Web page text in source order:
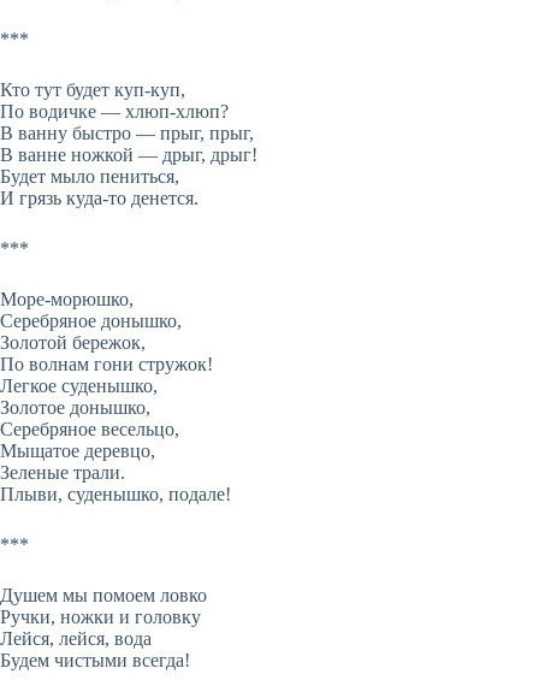
***
Кто тут будет куп-куп,
По водичке — хлюп-хлюп?
В ванну быстро — прыг, прыг,
В ванне ножкой — дрыг, дрыг!
Будет мыло пениться,
И грязь куда-то денется.
***
Море-морюшко,
Серебряное донышко,
Золотой бережок,
По волнам гони стружок!
Легкое суденышко,
Золотое донышко,
Серебряное весельцо,
Мыщатое деревцо,
Зеленые трали.
Плыви, суденышко, подале!
***
Душем мы помоем ловко
Ручки, ножки и головку
Лейся, лейся, вода
Будем чистыми всегда!